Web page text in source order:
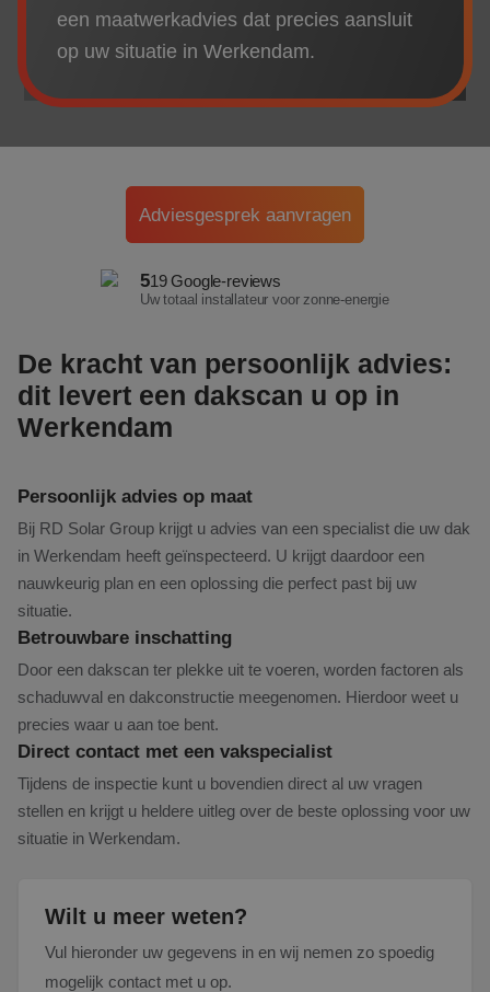
een maatwerkadvies dat precies aansluit
op uw situatie in Werkendam.
Adviesgesprek aanvragen
519 Google-reviews
Uw totaal installateur voor zonne-energie
De kracht van persoonlijk advies:
dit levert een dakscan u op in
Werkendam
Persoonlijk advies op maat
Bij RD Solar Group krijgt u advies van een specialist die uw dak
in Werkendam heeft geïnspecteerd. U krijgt daardoor een
nauwkeurig plan en een oplossing die perfect past bij uw
situatie.
Betrouwbare inschatting
Door een dakscan ter plekke uit te voeren, worden factoren als
schaduwval en dakconstructie meegenomen. Hierdoor weet u
precies waar u aan toe bent.
Direct contact met een vakspecialist
Tijdens de inspectie kunt u bovendien direct al uw vragen
stellen en krijgt u heldere uitleg over de beste oplossing voor uw
situatie in Werkendam.
Wilt u meer weten?
Vul hieronder uw gegevens in en wij nemen zo spoedig
mogelijk contact met u op.